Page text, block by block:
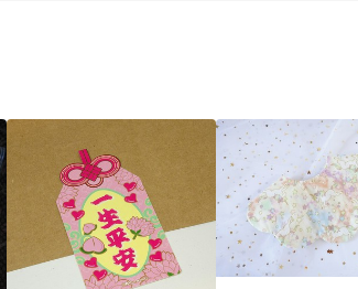
交易（若自動跳轉 APP，請在 APP交易）。 7. 若使
入蝦皮官網，則七天內於該蝦皮帳號下訂的首筆訂單會
意。 13. 請注意以下行為將可能導致無法取得 LINE
由蝦皮系統判斷點擊路徑不符合回饋資格或規則者。
超過60天(含)以上進行申訴，恕無法贈點回饋。需檢
現：「非本次前往蝦皮商店之品項，不符合回饋資格」
腦版/手機版網頁)切換為 App 會造成追蹤中斷而無法進
LINE購物前往蝦皮商城，否則無法進行LINE POINTS 回饋。
過LINE購物前往至蝦皮商城將購物車結清，此方案將
購買蝦皮站上「蝦皮推廣服務」之商品，不符